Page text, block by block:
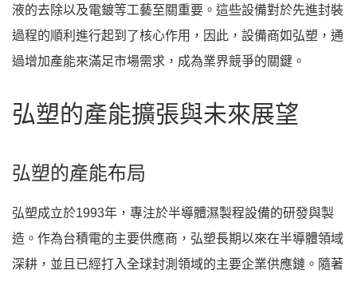
液的去除以及電鍍等工藝至關重要。這些設備對於先進封裝
過程的順利進行起到了核心作用，因此，設備商如弘塑，通
過增加產能來滿足市場需求，成為業界競爭的關鍵。
弘塑的產能擴張與未來展望
弘塑的產能布局
弘塑成立於1993年，專注於半導體濕製程設備的研發與製
造。作為台積電的主要供應商，弘塑長期以來在半導體領域
深耕，並且已經打入全球封測領域的主要企業供應鏈。隨著